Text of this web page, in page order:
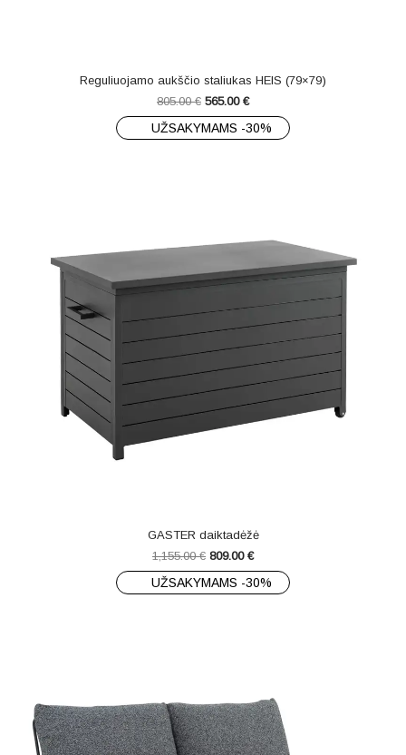
Reguliuojamo aukščio staliukas HEIS (79×79)
805.00€ 565.00 €
UŽSAKYMAMS -30%
GASTER daiktadėžė
1,155.00€ 809.00 €
UŽSAKYMAMS -30%